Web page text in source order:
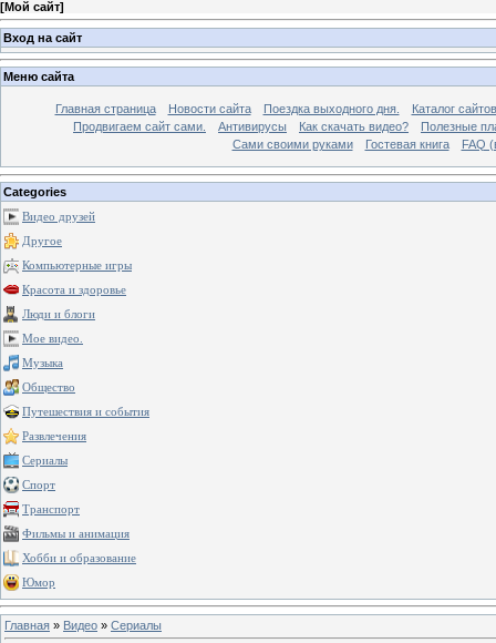
[Мой сайт]
Вход на сайт
Меню сайта
Главная страница Новости сайта Поездка выходного дня.
Каталог сайтов
Продвигаем сайт сами.
Антивирусы Как скачать видео?
Полезные
Сами своими руками
Гостевая книга FAQ
Categories
Видео друзей
Другое
Компьютерные игры
Красота и здоровье
Люди и блоги
Мое видео.
Музыка
Общество
Путешествия и события
Развлечения
Сериалы
Спорт
Транспорт
Фильмы и анимация
Хобби и образование
Юмор
Главная » Видео » Сериалы